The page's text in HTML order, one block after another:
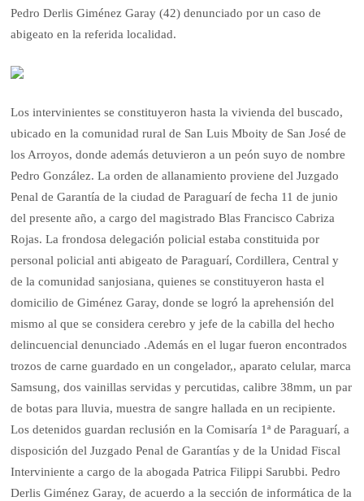
Pedro Derlis Giménez Garay (42) denunciado por un caso de
abigeato en la referida localidad.
Los intervinientes se constituyeron hasta la vivienda del buscado,
ubicado en la comunidad rural de San Luis Mboity de San José de
los Arroyos, donde además detuvieron a un peón suyo de nombre
Pedro González. La orden de allanamiento proviene del Juzgado
Penal de Garantía de la ciudad de Paraguarí de fecha 11 de junio
del presente año, a cargo del magistrado Blas Francisco Cabriza
Rojas. La frondosa delegación policial estaba constituida por
personal policial anti abigeato de Paraguarí, Cordillera, Central y
de la comunidad sanjosiana, quienes se constituyeron hasta el
domicilio de Giménez Garay, donde se logró la aprehensión del
mismo al que se considera cerebro y jefe de la cabilla del hecho
delincuencial denunciado .Además en el lugar fueron encontrados
trozos de carne guardado en un congelador,, aparato celular, marca
Samsung, dos vainillas servidas y percutidas, calibre 38mm, un par
de botas para lluvia, muestra de sangre hallada en un recipiente.
Los detenidos guardan reclusión en la Comisaría 1ª de Paraguarí, a
disposición del Juzgado Penal de Garantías y de la Unidad Fiscal
Interviniente a cargo de la abogada Patrica Filippi Sarubbi. Pedro
Derlis Giménez Garay, de acuerdo a la sección de informática de la